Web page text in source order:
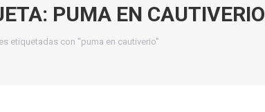
PUMA EN CAUTIVERIO
etiquetadas con "puma en cautiverio"